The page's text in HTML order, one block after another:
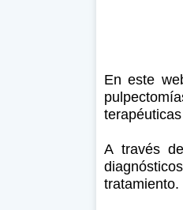
En este
A través
tratamiento.